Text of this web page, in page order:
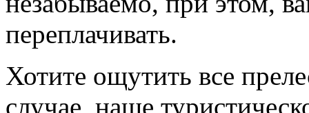
переплачивать.
Хотите ощутить все
случае, наше